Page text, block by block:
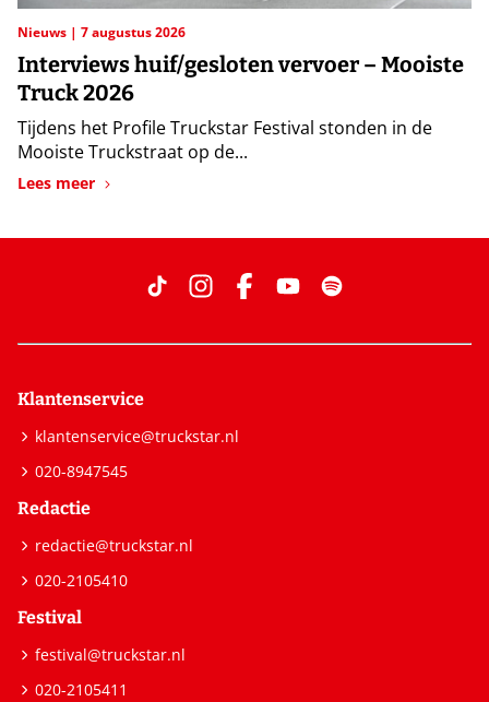
Nieuws 7 augustus 2026
Interviews huif/gesloten vervoer – Mooiste
Truck 2026
Tijdens het Profile Truckstar Festival stonden in de
Mooiste Truckstraat op de...
Lees meer
Klantenservice
klantenservice@truckstar.nl
020-8947545
Redactie
redactie@truckstar.nl
020-2105410
Festival
festival@truckstar.nl
020-2105411